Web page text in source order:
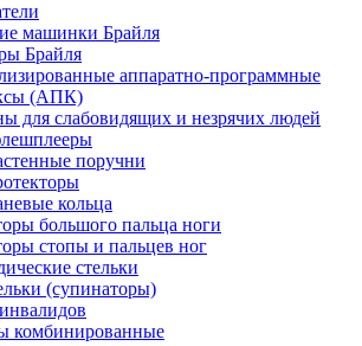
машинки Брайля
Брайля
аппаратно-программные
(АПК)
для слабовидящих и незрячих людей
поручни
кольца
большого пальца ноги
стопы и пальцев ног
стельки
(супинаторы)
комбинированные